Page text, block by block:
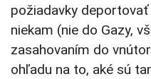
požiadavky
niekam (nie do Gazy,
zasahovaním do
ohľadu na to, aké sú